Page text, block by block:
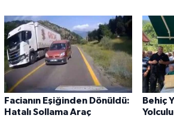
Facianın Eşiğinden Dönüldü:
Hatalı Sollama Araç
Behiç